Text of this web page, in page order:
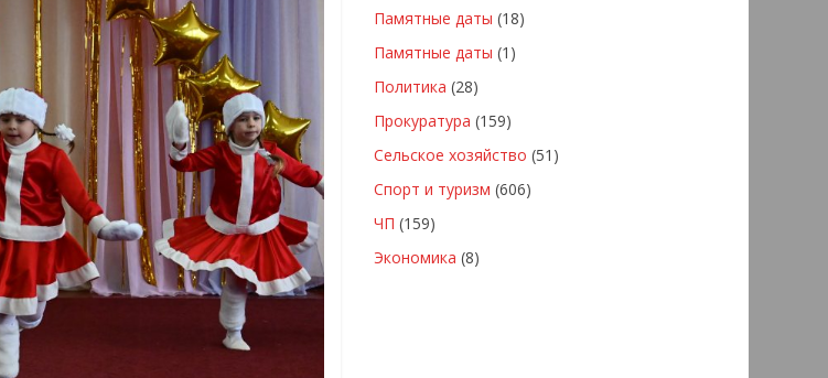
Памятные даты (18)
Памятные даты (1)
Политика (28)
Прокуратура (159)
Сельское хозяйство (51)
Спорт и туризм (606)
ЧП (159)
Экономика (8)